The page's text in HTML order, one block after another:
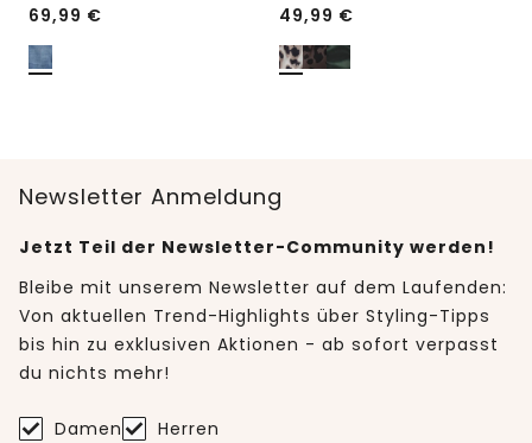
69,99 € 49,99 €
Newsletter Anmeldung
Jetzt Teil der Newsletter-Community werden!
Bleibe mit unserem Newsletter auf dem Laufenden:
Von aktuellen Trend-Highlights über Styling-Tipps
bis hin zu exklusiven Aktionen - ab sofort verpasst
du nichts mehr!
Damen Herren